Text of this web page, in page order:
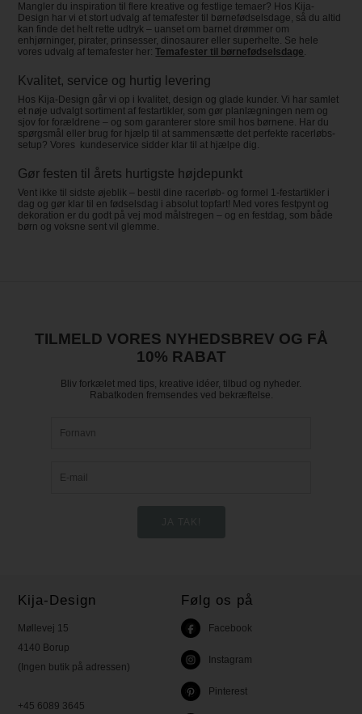
Mangler du inspiration til flere kreative og festlige temaer? Hos Kija-
Design har vi et stort udvalg af temafester til børnefødselsdage, så du altid
kan finde det helt rette udtryk – uanset om barnet drømmer om
enhjørninger, pirater, prinsesser, dinosaurer eller superhelte. Se hele
vores udvalg af temafester her:Temafester til børnefødselsdage.
Kvalitet, service og hurtig levering
Hos Kija-Design går vi op i kvalitet, design og glade kunder. Vi har samlet
et nøje udvalgt sortiment af festartikler, som gør planlægningen nem og
sjov for forældrene – og som garanterer store smil hos børnene. Har du
spørgsmål eller brug for hjælp til at sammensætte det perfekte racerløbs-
setup? Vores kundeservice sidder klar til at hjælpe dig.
Gør festen til årets hurtigste højdepunkt
Vent ikke til sidste øjeblik – bestil dine racerløb- og formel 1-festartikler i
dag og gør klar til en fødselsdag i absolut topfart! Med vores festpynt og
dekoration er du godt på vej mod målstregen – og en festdag, som både
børn og voksne sent vil glemme.
TILMELD VORES NYHEDSBREV OG FÅ
10% RABAT
Bliv forkælet med tips, kreative idéer, tilbud og nyheder.
Rabatkoden fremsendes ved bekræftelse.
Kija-Design
Møllevej 15
4140 Borup
(Ingen butik på adressen)
+45 6089 3645
Følg os på
Facebook
Instagram
Pinterest